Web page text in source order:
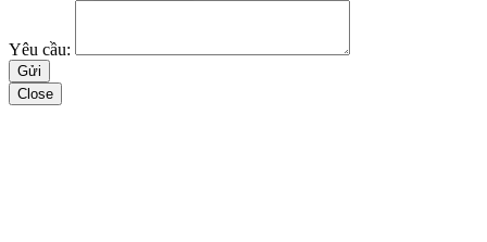
Yêu cầu:
Close